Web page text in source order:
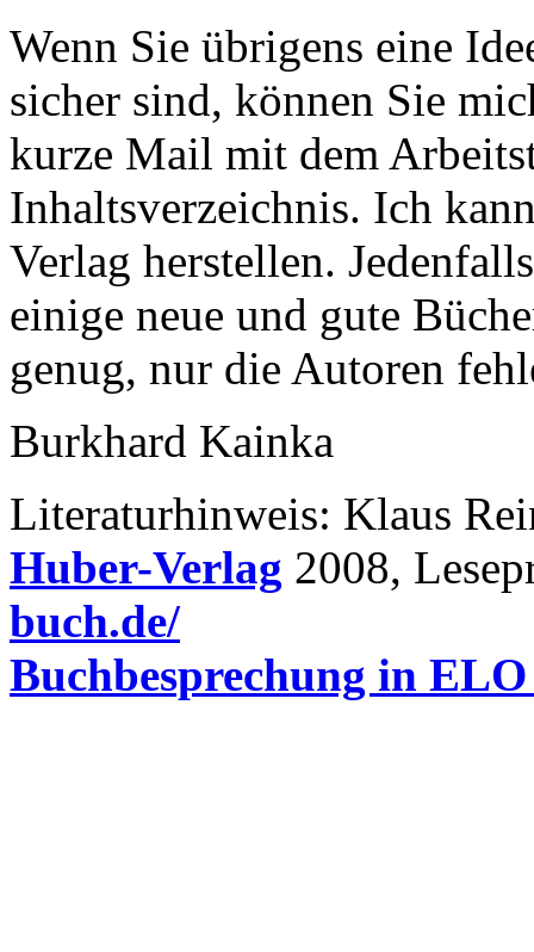
Wenn Sie übrigens eine
sicher sind, können Sie
kurze Mail mit dem
Inhaltsverzeichnis. Ich
Verlag herstellen.
einige neue und gute
genug, nur die Autoren
Burkhard Kainka
Literaturhinweis: Klaus
Huber-Verlag 2008,
buch.de/
Buchbesprechung in